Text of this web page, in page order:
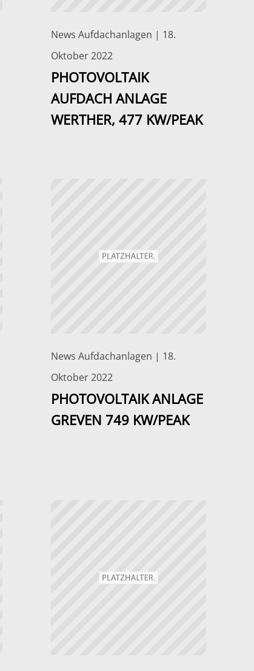
News Aufdachanlagen | 18.
Oktober 2022
PHOTOVOLTAIK
AUFDACH ANLAGE
WERTHER, 477 KW/PEAK
News Aufdachanlagen | 18.
Oktober 2022
PHOTOVOLTAIK ANLAGE
GREVEN 749 KW/PEAK